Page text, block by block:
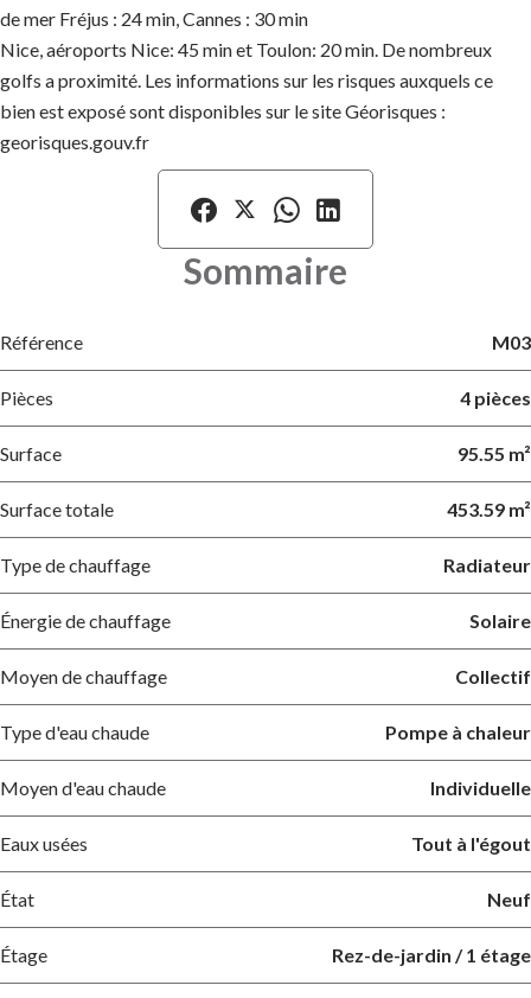
de mer Fréjus : 24 min, Cannes : 30 min
Nice, aéroports Nice: 45 min et Toulon: 20 min. De nombreux
golfs a proximité. Les informations sur les risques auxquels ce
bien est exposé sont disponibles sur le site Géorisques :
georisques.gouv.fr
Sommaire
Référence M03
Pièces 4 pièces
Surface 95.55 m²
Surface totale 453.59 m²
Type de chauffage Radiateur
Énergie de chauffage Solaire
Moyen de chauffage Collectif
Type d'eau chaude Pompe à chaleur
Moyen d'eau chaude Individuelle
Eaux usées Tout à l'égout
État Neuf
Étage Rez-de-jardin / 1 étage